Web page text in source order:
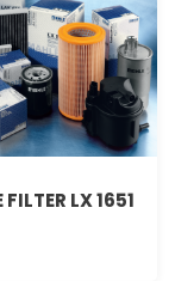
FILTER LX 1651